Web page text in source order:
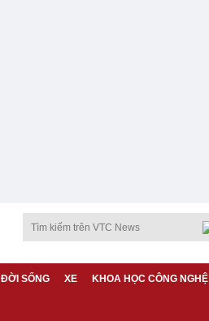
ĐỜI SỐNG XE KHOA HỌC CÔNG NGHỆ